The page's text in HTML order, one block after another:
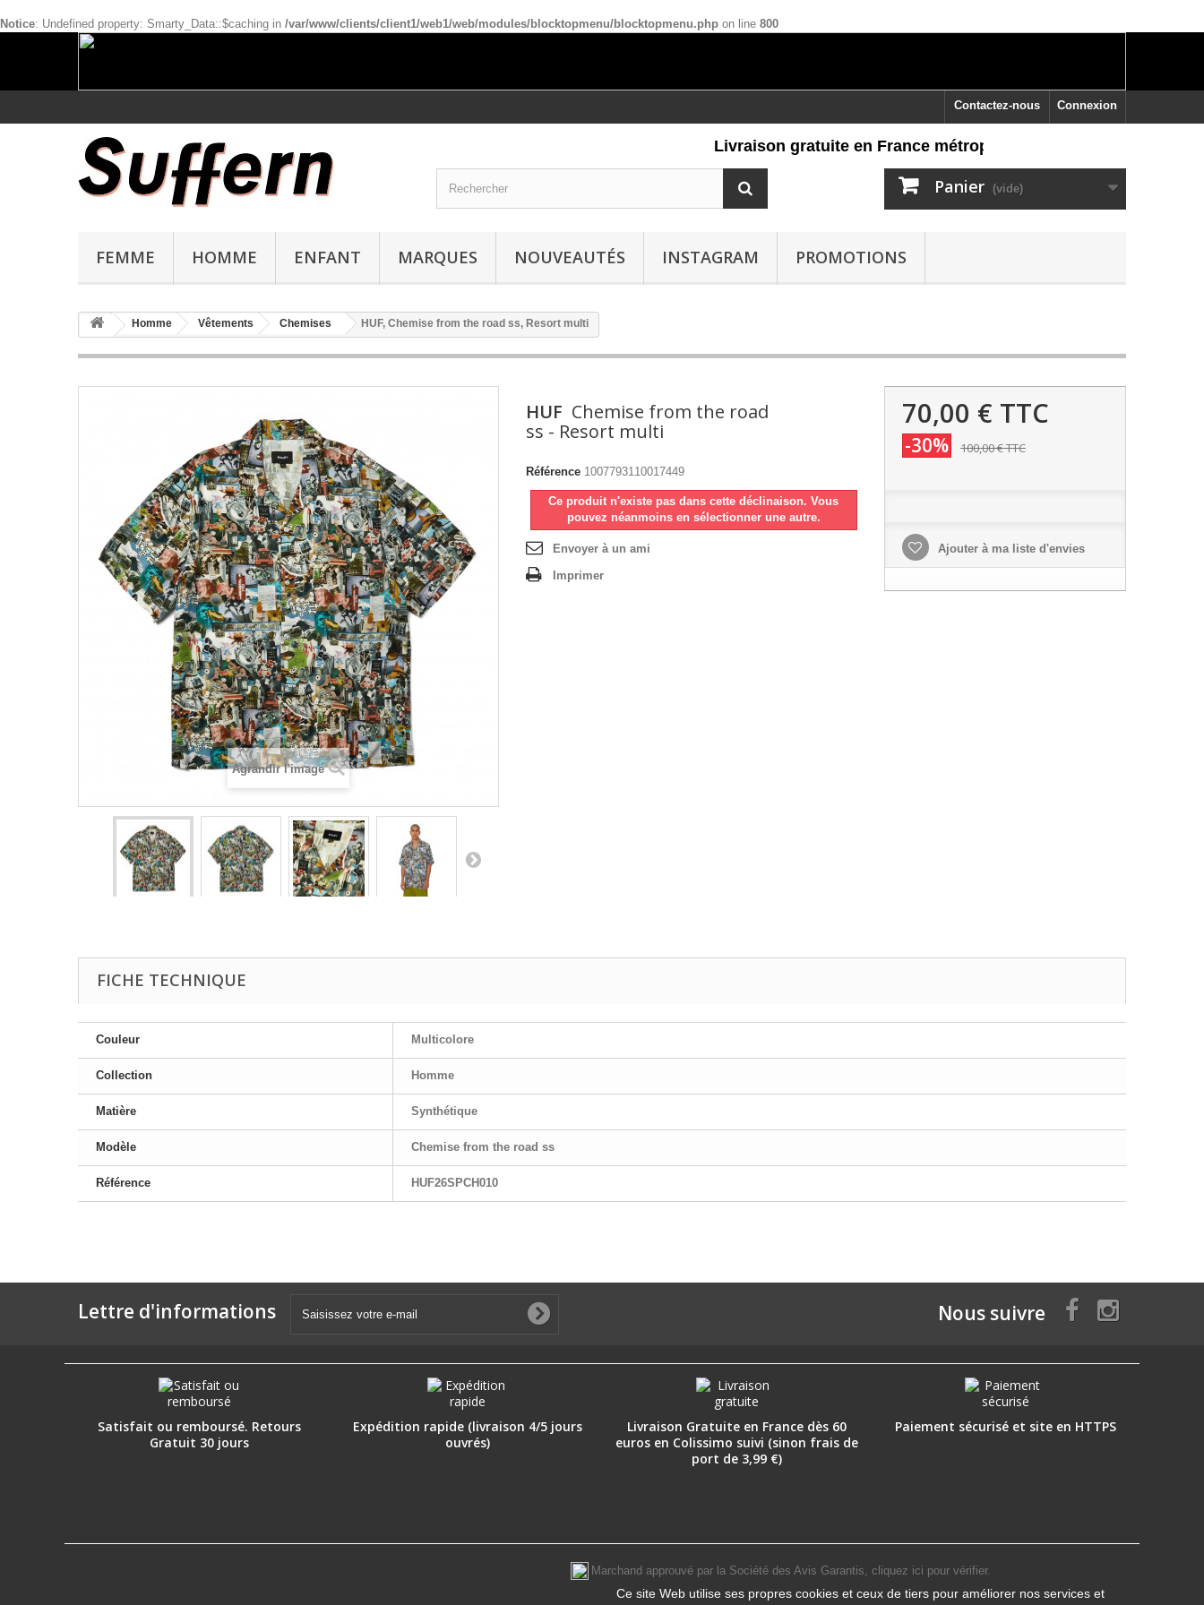
Notice: Undefined property: Smarty_Data::$caching in /var/www/clients/client1/web1/web/modules/blocktopmenu/blocktopmenu.php on line 800
Connexion
Contactez-nous
Panier (vide)
FEMME HOMME ENFANT MARQUES NOUVEAUTÉS INSTAGRAM PROMOTIONS
Livraison gratuite en France métropolitaine dès 60 euros d'achat,
Homme Vêtements Chemises HUF, Chemise from the road ss, Resort multi
Agrandir l'image
HUF Chemise from the road
ss - Resort multi
Référence 1007793110017449
Ce produit n'existe pas dans cette déclinaison. Vous
pouvez néanmoins en sélectionner une autre.
Envoyer à un ami
Imprimer
70,00 € TTC
-30% 100,00 €TTC
Ajouter à ma liste d'envies
FICHE TECHNIQUE
Couleur Multicolore
Collection Homme
Matière Synthétique
Modèle Chemise from the road ss
Référence HUF26SPCH010
Lettre d'informations Nous suivre
Satisfait ou remboursé. Retours
Gratuit 30 jours
Expédition rapide (livraison 4/5 jours
ouvrés)
Livraison Gratuite en France dès 60
euros en Colissimo suivi (sinon frais de
port de 3,99 €)
Paiement sécurisé et site en HTTPS
Marchand approuvé par la Société des Avis Garantis,cliquez ici pour vérifier.
Ce site Web utilise ses propres cookies et ceux de tiers pour améliorer nos services et